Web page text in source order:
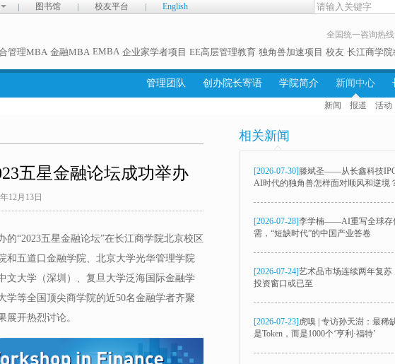
图书馆 校友平台 English
全国统一咨询热线
管理MBA 金融MBA EMBA 企业家学者项目 EE高层管理教育 独角兽加速项目 校友 长江商学
管理团队 创办院长寄语 学院简介 新闻中心
新闻 报道 活动
五星金融论坛成功举办
12月13日
“2023五星金融论坛”在长江商学院北京校区
和五道口金融学院、北京大学光华管理学院
文大学（深圳）、复旦大学泛海国际金融学
学等全国顶尖商学院的近50名金融学者齐聚
开热烈讨论。
相关新闻
[2026-07-30]滕斌圣——从长鑫科技
AI时代的独角兽怎样面对顺风和逆境
[2026-07-28]李学楠——AI重写全球存
需，“短缺时代”的中国产业答卷
[2026-07-24]艺术品市场连续两年复苏
投资窗口或已至
[2026-07-23]虎嗅 | 专访孙天澍：最稀
是Token，而是1000个‘亨利·福特’